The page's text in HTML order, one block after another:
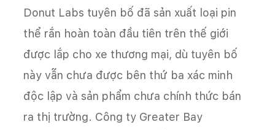
Donut Labs tuyên bố đã sản xuất loại pin
thể rắn hoàn toàn đầu tiên trên thế giới
được lắp cho xe thương mại, dù tuyên bố
này vẫn chưa được bên thứ ba xác minh
độc lập và sản phẩm chưa chính thức bán
ra thị trường. Công ty Greater Bay